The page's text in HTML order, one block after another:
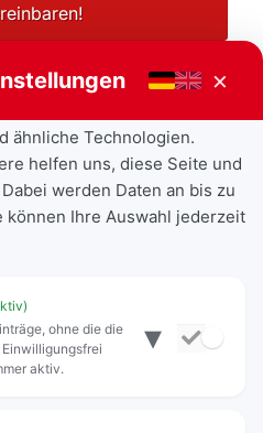
×
ähnliche Technologien.
helfen uns, diese Seite und
werden Daten an bis zu
Ihre Auswahl jederzeit
ohne die die
aktiv.
▾